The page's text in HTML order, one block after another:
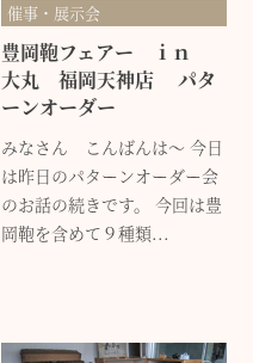
催事・展示会
豊岡鞄フェアー ｉｎ
大丸 福岡天神店 パタ
ーンオーダー
みなさん こんばんは～ 今日
は昨日のパターンオーダー会
のお話の続きです。 今回は豊
岡鞄を含めて９種類...